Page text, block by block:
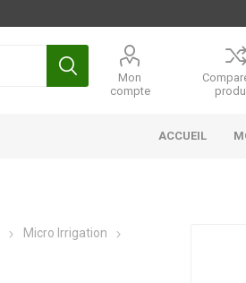
Mon
compte
ACCUEIL
Micro Irrigation